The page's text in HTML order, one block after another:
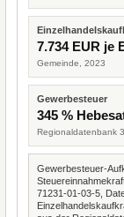
7.734 EUR je
Gemeinde, 2023
Gewerbesteuer
345 %
Regionaldatenbank
Gewerbesteuer-
71231-01-03-5,